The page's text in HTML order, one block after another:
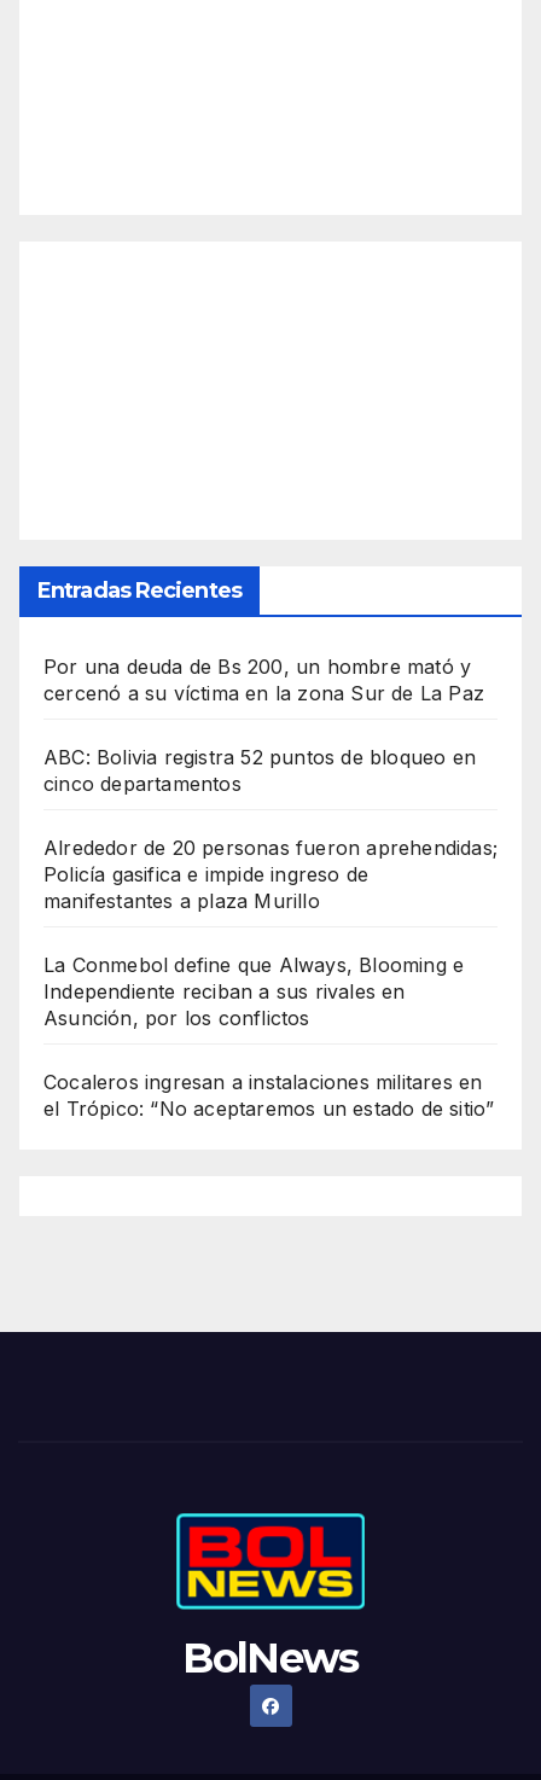
Entradas Recientes
Por una deuda de Bs 200, un hombre mató y
cercenó a su víctima en la zona Sur de La Paz
ABC: Bolivia registra 52 puntos de bloqueo en
cinco departamentos
Alrededor de 20 personas fueron aprehendidas;
Policía gasifica e impide ingreso de
manifestantes a plaza Murillo
La Conmebol define que Always, Blooming e
Independiente reciban a sus rivales en
Asunción, por los conflictos
Cocaleros ingresan a instalaciones militares en
el Trópico: “No aceptaremos un estado de sitio”
BolNews